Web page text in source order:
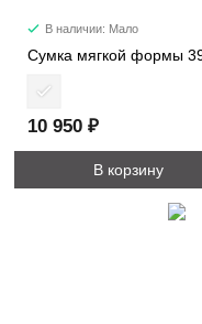
В наличии: Мало
10 950 ₽
В корзину